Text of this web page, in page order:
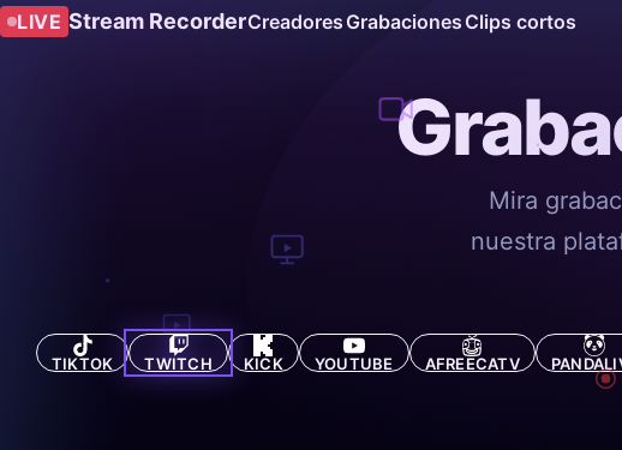
LIVE Stream RecorderCreadores Grabaciones Clips cortos
Mira
nuestra
TIKTOK TWITCH KICK YOUTUBE AFREECATV